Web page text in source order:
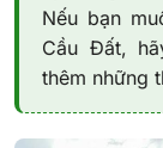
Nếu bạn
Cầu Đất,
thêm những